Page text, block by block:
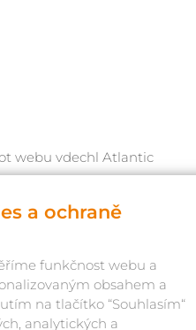
webu vdechl Atlantic
a ochraně
funkčnost webu a
obsahem a
na tlačítko “Souhlasím“
analytických a